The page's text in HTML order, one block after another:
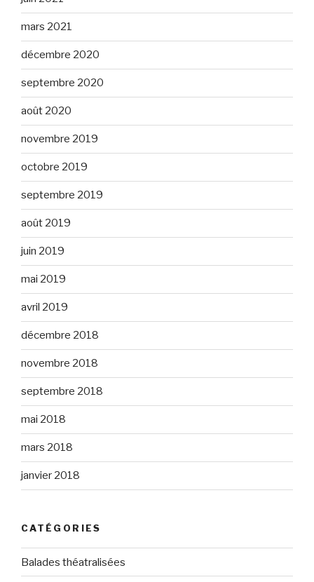
mars 2021
décembre 2020
septembre 2020
août 2020
novembre 2019
octobre 2019
septembre 2019
août 2019
juin 2019
mai 2019
avril 2019
décembre 2018
novembre 2018
septembre 2018
mai 2018
mars 2018
janvier 2018
CATÉGORIES
Balades théatralisées